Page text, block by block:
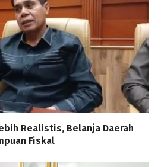
Realistis, Belanja Daerah
Fiskal